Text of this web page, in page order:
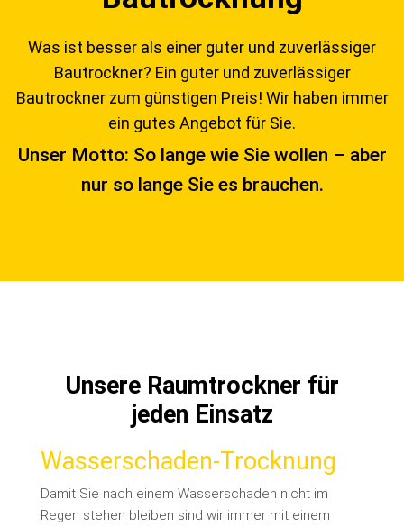
Was ist besser als einer guter und zuverlässiger
Bautrockner? Ein guter und zuverlässiger
Bautrockner zum günstigen Preis! Wir haben immer
ein gutes Angebot für Sie.
Unser Motto: So lange wie Sie wollen – aber
nur so lange Sie es brauchen.
Unsere Raumtrockner für
jeden Einsatz
Wasserschaden-Trocknung
Damit Sie nach einem Wasserschaden nicht im
Regen stehen bleiben sind wir immer mit einem